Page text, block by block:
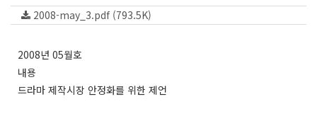
2008-may_3.pdf (793.5K)
2008년 05월호
내용
드라마 제작시장 안정화를 위한 제언